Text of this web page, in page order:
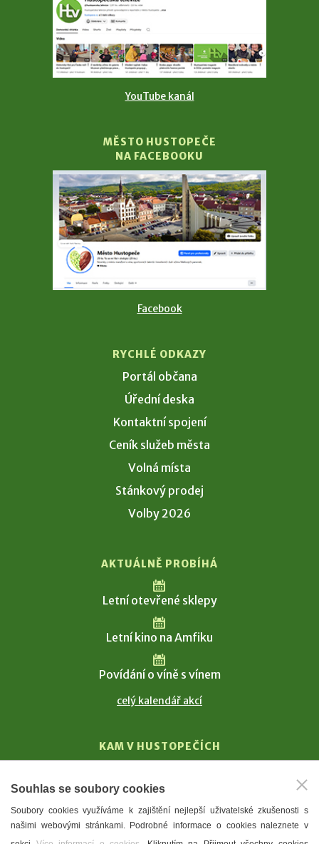
YouTube kanál
MĚSTO HUSTOPEČE
NA FACEBOOKU
Facebook
RYCHLÉ ODKAZY
Portál občana
Úřední deska
Kontaktní spojení
Ceník služeb města
Volná místa
Stánkový prodej
Volby 2026
AKTUÁLNĚ PROBÍHÁ
Letní otevřené sklepy
Letní kino na Amfiku
Povídání o víně s vínem
celý kalendář akcí
KAM V HUSTOPEČÍCH
T. G. Masaryk
Mandloně
Ubytování
Souhlas se soubory cookies
Soubory cookies využíváme k zajištění nejlepší uživatelské zkušenosti s
našimi webovými stránkami. Podrobné informace o cookies naleznete v